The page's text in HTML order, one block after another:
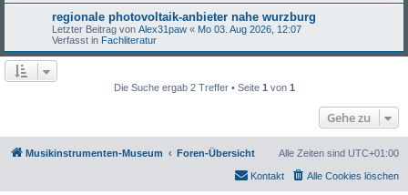
regionale photovoltaik-anbieter nahe wurzburg
Letzter Beitrag von Alex31paw « Mo 03. Aug 2026, 12:07
Verfasst in Fachliteratur
Die Suche ergab 2 Treffer • Seite 1 von 1
Gehe zu
Musikinstrumenten-Museum Foren-Übersicht Alle Zeiten sind UTC+01:00
Alle Cookies löschen
Kontakt